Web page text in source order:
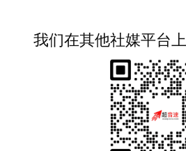
我们在其他社媒平台上